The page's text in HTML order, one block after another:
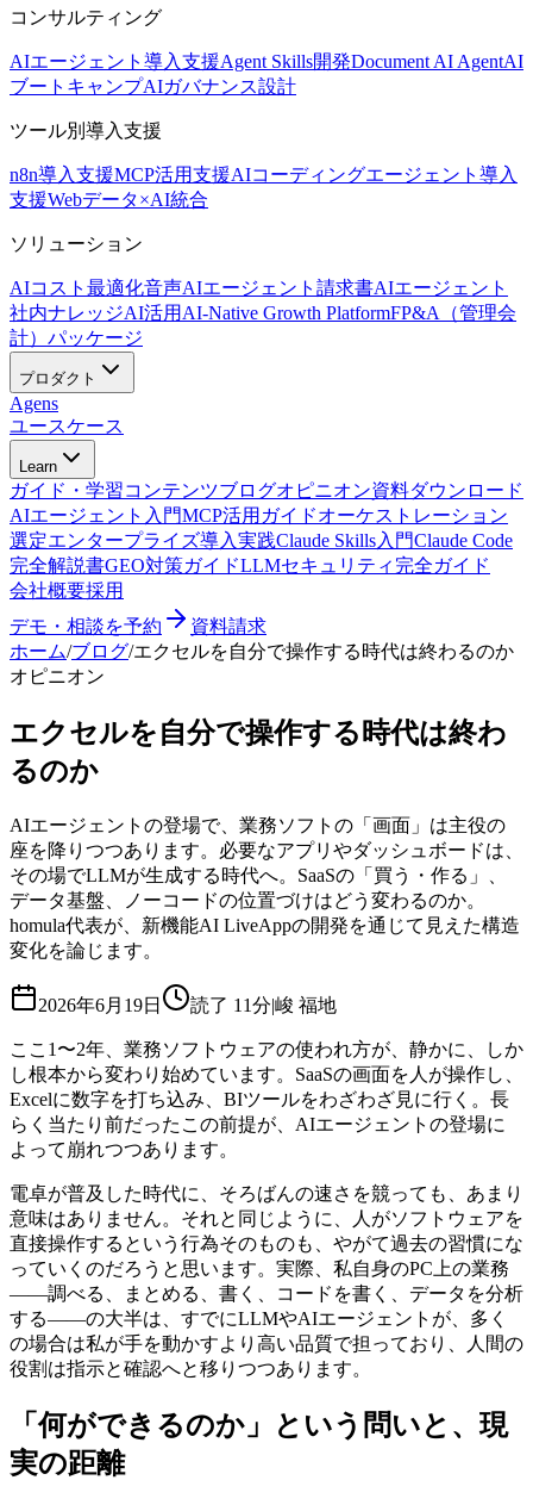
コンサルティング
AIエージェント導入支援Agent Skills開発Document AI AgentAI
ブートキャンプAIガバナンス設計
ツール別導入支援
n8n導入支援MCP活用支援AIコーディングエージェント導入
支援Webデータ×AI統合
ソリューション
AIコスト最適化音声AIエージェント 請求書AIエージェント
社内ナレッジAI活用 AI-Native Growth PlatformFP&A（管理会
計）パッケージ
プロダクト
Agens
ユースケース
Learn
ガイド・学習コンテンツブログオピニオン資料ダウンロード
AIエージェント入門MCP活用ガイドオーケストレーション
選定エンタープライズ導入実践Claude Skills入門Claude Code
完全解説書GEO対策ガイドLLMセキュリティ完全ガイド
会社概要採用
デモ・相談を予約
資料請求
ホーム/ブログ/エクセルを自分で操作する時代は終わるのか
オピニオン
エクセルを自分で操作する時代は終わ
るのか
AIエージェントの登場で、業務ソフトの「画面」は主役の
座を降りつつあります。必要なアプリやダッシュボードは、
その場でLLMが生成する時代へ。SaaSの「買う・作る」、
データ基盤、ノーコードの位置づけはどう変わるのか。
homula代表が、新機能AI LiveAppの開発を通じて見えた構造
変化を論じます。
2026年6月19日 読了 11分|峻 福地
ここ1〜2年、業務ソフトウェアの使われ方が、静かに、しか
し根本から変わり始めています。SaaSの画面を人が操作し、
Excelに数字を打ち込み、BIツールをわざわざ見に行く。長
らく当たり前だったこの前提が、AIエージェントの登場に
よって崩れつつあります。
電卓が普及した時代に、そろばんの速さを競っても、あまり
意味はありません。それと同じように、人がソフトウェアを
直接操作するという行為そのものも、やがて過去の習慣にな
っていくのだろうと思います。実際、私自身のPC上の業務
——調べる、まとめる、書く、コードを書く、データを分析
する——の大半は、すでにLLMやAIエージェントが、多く
の場合は私が手を動かすより高い品質で担っており、人間の
役割は指示と確認へと移りつつあります。
「何ができるのか」という問いと、現
実の距離